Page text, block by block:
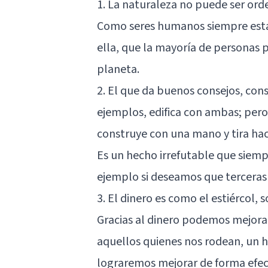
1. La naturaleza no puede ser
Como seres humanos siempre
ella, que la mayoría de personas
planeta.
2. El que da buenos consejos,
ejemplos, edifica con ambas;
construye con una mano y tira
Es un hecho irrefutable que
ejemplo si deseamos que
3. El dinero es como el estiércol,
Gracias al dinero podemos
aquellos quienes nos rodean,
lograremos mejorar de forma